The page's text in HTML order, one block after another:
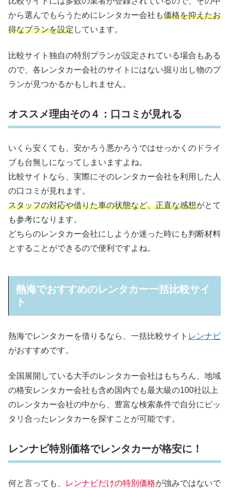
から選んでもらうためにレンタカー会社も価格を抑えたお
得なプランを設定しています。
比較サイト独自の特別プランが設定されている場合もある
ので、各レンタカー会社のサイトにはない掘り出し物のプ
ランが見つかるかもしれません。
オススメ理由その４：口コミが見れる
いくら安くても、安かろう悪かろうではせっかくのドライ
ブも台無しになってしまいますよね。
比較サイトなら、実際にそのレンタカー会社を利用した人
の口コミが見れます。
スタッフの対応や借りた車の状態など、正直な感想がとて
も参考になります。
どちらのレンタカー会社にしようか迷った時にも判断材料
とすることができるので便利ですよね。
熱海でおすすめのレンタカー一括比較サイ
ト
熱海でレンタカーを借りるなら、一括比較サイト レンナビ
がおすすめです。
全国展開している大手のレンタカー会社はもちろん、地域
の格安レンタカー会社も含め国内でも最大級の100社以上
のレンタカー会社の中から、豊富な検索条件で自分にピッ
タリ合ったレンタカーを探すことが可能です。
レンナビ特別価格でレンタカーが格安に！
何と言っても、 レンナビだけの特別価格が強みではないで